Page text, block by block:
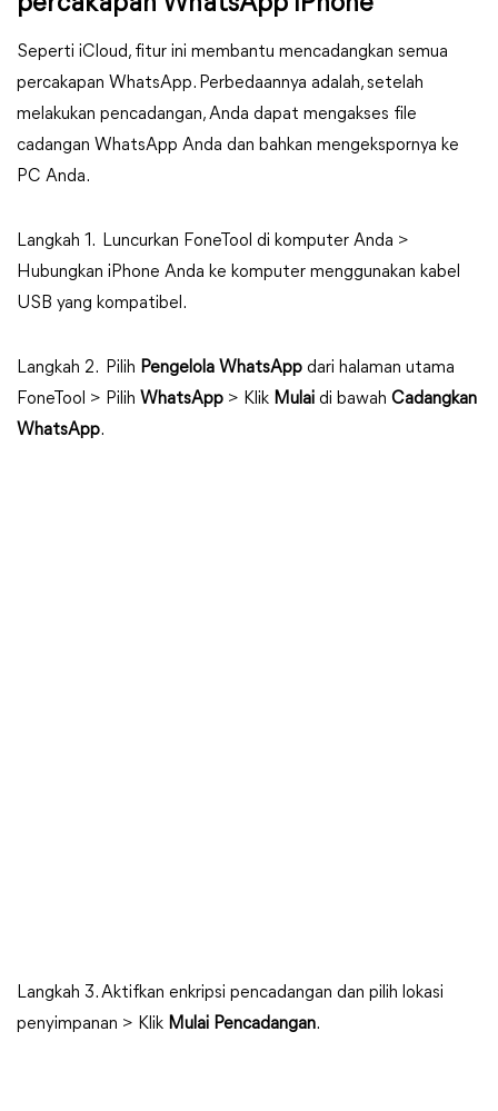
Seperti iCloud, fitur ini membantu mencadangkan semua
percakapan WhatsApp. Perbedaannya adalah, setelah
melakukan pencadangan, Anda dapat mengakses file
cadangan WhatsApp Anda dan bahkan mengekspornya ke
PC Anda.
Langkah 1. Luncurkan FoneTool di komputer Anda >
Hubungkan iPhone Anda ke komputer menggunakan kabel
USB yang kompatibel.
Langkah 2. Pilih Pengelola WhatsApp dari halaman utama
FoneTool > Pilih WhatsApp > Klik Mulai di bawah Cadangkan
WhatsApp.
Langkah 3. Aktifkan enkripsi pencadangan dan pilih lokasi
penyimpanan > Klik Mulai Pencadangan.